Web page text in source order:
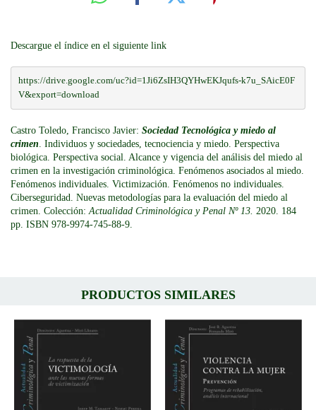
Descargue el índice en el siguiente link
https://drive.google.com/uc?id=1Ji6ZsIH3QYHwEKJqufs-k7u_SAicE0F
V&export=download
Castro Toledo, Francisco Javier: Sociedad Tecnológica y miedo al
crimen . Individuos y sociedades, tecnociencia y miedo. Perspectiva
biológica. Perspectiva social. Alcance y vigencia del análisis del miedo al
crimen en la investigación criminológica. Fenómenos asociados al miedo.
Fenómenos individuales. Victimización. Fenómenos no individuales.
Ciberseguridad. Nuevas metodologías para la evaluación del miedo al
crimen. Colección: Actualidad Criminológica y Penal Nº 13. 2020. 184
pp. ISBN 978-9974-745-88-9.
PRODUCTOS SIMILARES